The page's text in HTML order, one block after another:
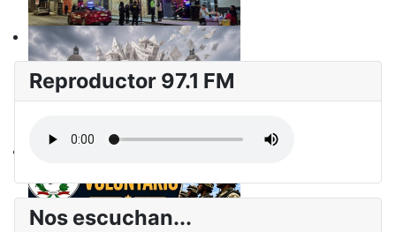
Reproductor 97.1 FM
Nos escuchan...